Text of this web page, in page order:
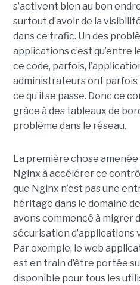
s’activent bien au bon
surtout d’avoir de la
dans ce trafic. Un des
applications c’est qu’entre
ce code, parfois,
administrateurs ont parfois
ce qu’il se passe. Donc ce
grâce à des tableaux de
problème dans le réseau.
La première chose amenée
Nginx à accélérer ce
que Nginx n’est pas une
héritage dans le domaine
avons commencé à migrer
sécurisation d’applications
Par exemple, le web
est en train d’être portée
disponible pour tous les